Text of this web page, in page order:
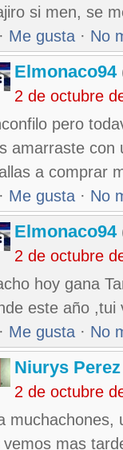
si men, se
· Me gusta · No
Elmonaco94
2 de octubre
pero
amarraste con
a comprar
· Me gusta · No
Elmonaco94
2 de octubre
hoy gana
este año ,tui
· Me gusta · No
Niurys
2 de octubre
muchachones,
vemos mas